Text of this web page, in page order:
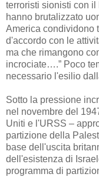
terroristi sionisti con
hanno brutalizzato
America condividono
d'accordo con le
ma che rimangono
incrociate….” Poco
necessario l'esilio
Sotto la pressione
nel novembre del
Uniti e l'URSS –
partizione della
base dell'uscita
dell'esistenza di
programma di